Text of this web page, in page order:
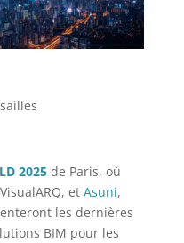
2025de Paris, où
et Asuni,
les dernières
BIM pour les